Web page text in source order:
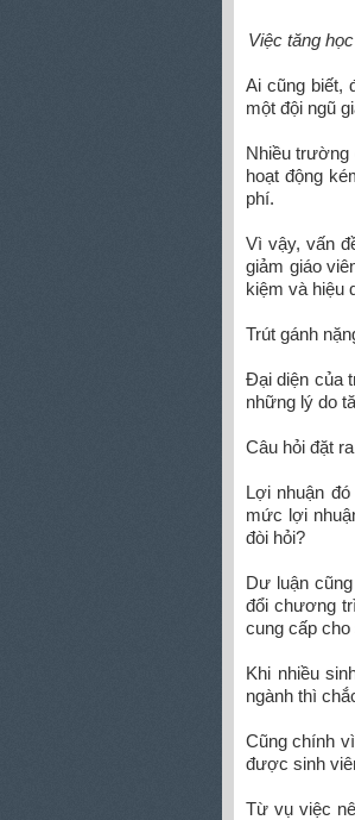
Việc tăng
Ai cũng biết,
một đội ngũ
Nhiều trường
hoạt động
phí.
Vì vậy, vấn
giảm giáo
kiệm và hiệu
Trút gánh
Đại diện của
những lý do
Câu hỏi đặt
Lợi nhuận
mức lợi
đòi hỏi?
Dư luận
đổi chương
cung cấp cho
Khi nhiều
ngành thì
Cũng chính
được sinh
Từ vụ việc